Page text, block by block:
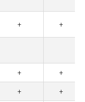
+ +
+
+
+
+